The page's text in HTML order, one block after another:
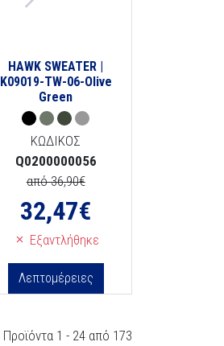
HAWK SWEATER |
K09019-TW-06-Olive
Green
ΚΩΔΙΚΟΣ
Q0200000056
από 36,90€
32,47€
Εξαντλήθηκε
Λεπτομέρειες
Προϊόντα 1 - 24 από 173